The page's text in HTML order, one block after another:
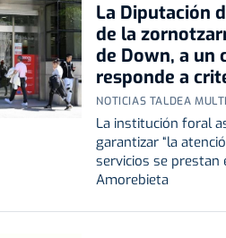
La Diputación
de la
de Down, a un
responde a
NOTICIAS TALDEA
La institución foral
garantizar “la
servicios se prestan
Amorebieta